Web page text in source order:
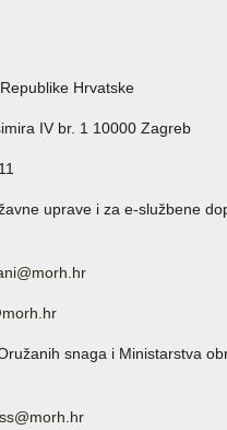
Hrvatske
IV br. 1 10000 Zagreb
uprave i za e-službene
snaga i Ministarstva